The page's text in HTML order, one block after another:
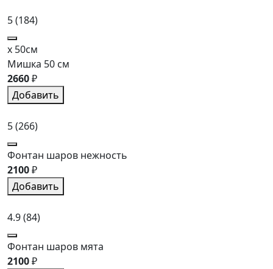
5(184)
x 50см
Мишка 50 см
2660₽
Добавить
5(266)
Фонтан шаров нежность
2100₽
Добавить
4.9(84)
Фонтан шаров мята
2100₽